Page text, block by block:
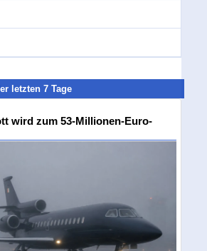
letzten 7 Tage
wird zum 53-Millionen-Euro-